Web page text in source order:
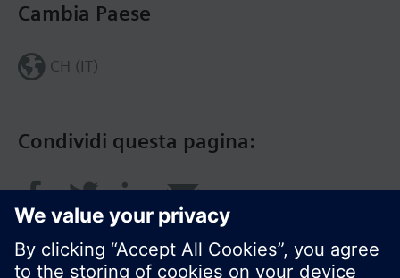
Condividi questa pagina:
Cambia Paese
CH (IT)